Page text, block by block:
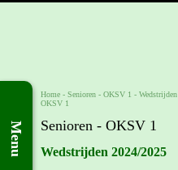
Menu
Home - Senioren - OKSV 1 - Wedstrijden
OKSV 1
Senioren - OKSV 1
Wedstrijden 2024/2025